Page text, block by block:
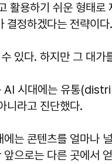
활용하기 쉬운 형태로
결정하겠다는 전략이다.
있다. 하지만 그 대가
AI 시대에는 유통
니라고 진단했다.
에는 콘텐츠를 얼마나
앞으로는 다른 곳에서